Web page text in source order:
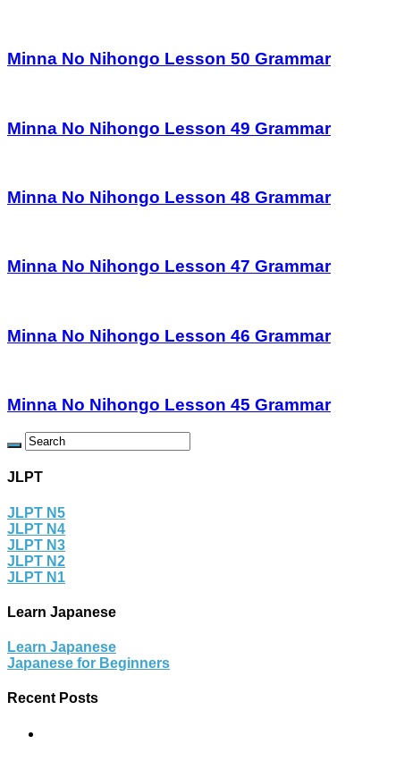
Minna No Nihongo Lesson 50 Grammar
Minna No Nihongo Lesson 49 Grammar
Minna No Nihongo Lesson 48 Grammar
Minna No Nihongo Lesson 47 Grammar
Minna No Nihongo Lesson 46 Grammar
Minna No Nihongo Lesson 45 Grammar
JLPT
JLPT N5
JLPT N4
JLPT N3
JLPT N2
JLPT N1
Learn Japanese
Learn Japanese
Japanese for Beginners
Recent Posts